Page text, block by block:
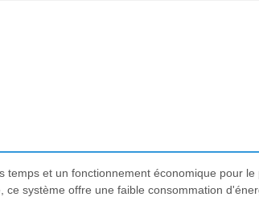
et un fonctionnement économique pour
système offre une faible consommation